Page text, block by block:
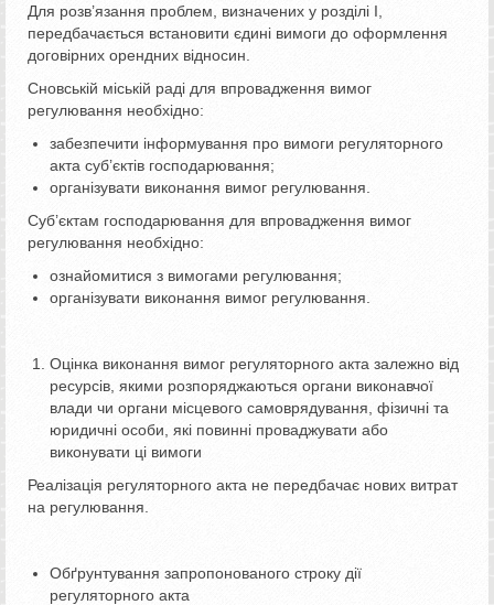
Для розв’язання проблем, визначених у розділі І,
передбачається встановити єдині вимоги до оформлення
договірних орендних відносин.
Сновській міській раді для впровадження вимог
регулювання необхідно:
забезпечити інформування про вимоги регуляторного
акта суб’єктів господарювання;
організувати виконання вимог регулювання.
Суб’єктам господарювання для впровадження вимог
регулювання необхідно:
ознайомитися з вимогами регулювання;
організувати виконання вимог регулювання.
Оцінка виконання вимог регуляторного акта залежно від
ресурсів, якими розпоряджаються органи виконавчої
влади чи органи місцевого самоврядування, фізичні та
юридичні особи, які повинні проваджувати або
виконувати ці вимоги
Реалізація регуляторного акта не передбачає нових витрат
на регулювання.
Обґрунтування запропонованого строку дії
регуляторного акта